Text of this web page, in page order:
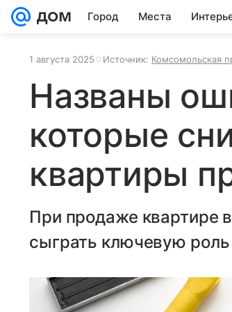
Город Места
1 августа 2025 Источник: Комсомольская
Названы
которые
квартиры
При продаже квартире
сыграть ключевую